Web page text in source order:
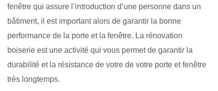
fenêtre qui assure l’introduction d’une personne dans un
bâtiment, il est important alors de garantir la bonne
performance de la porte et la fenêtre. La rénovation
boiserie est une activité qui vous permet de garantir la
durabilité et la résistance de votre de votre porte et fenêtre
très longtemps.